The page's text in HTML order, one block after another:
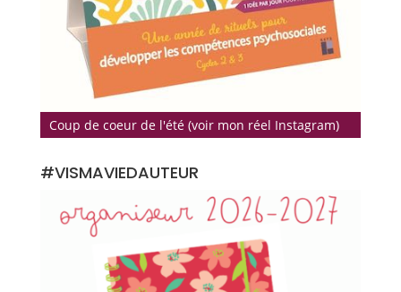
Coup de coeur de l'été (voir mon réel Instagram)
#VISMAVIEDAUTEUR